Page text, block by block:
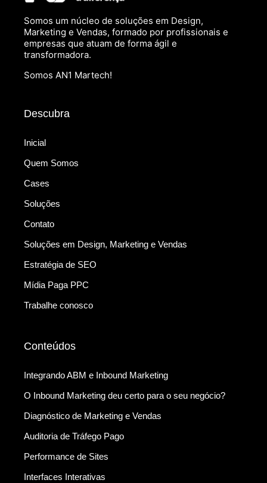
Somos um núcleo de soluções em Design,
Marketing e Vendas, formado por profissionais e
empresas que atuam de forma ágil e
transformadora.
Somos AN1 Martech!
Descubra
Inicial
Quem Somos
Cases
Soluções
Contato
Soluções em Design, Marketing e Vendas
Estratégia de SEO
Mídia Paga PPC
Trabalhe conosco
Conteúdos
Integrando ABM e Inbound Marketing
O Inbound Marketing deu certo para o seu negócio?
Diagnóstico de Marketing e Vendas
Auditoria de Tráfego Pago
Performance de Sites
Interfaces Interativas